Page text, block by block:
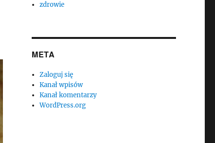
zdrowie
META
Zaloguj się
Kanał wpisów
Kanał komentarzy
WordPress.org